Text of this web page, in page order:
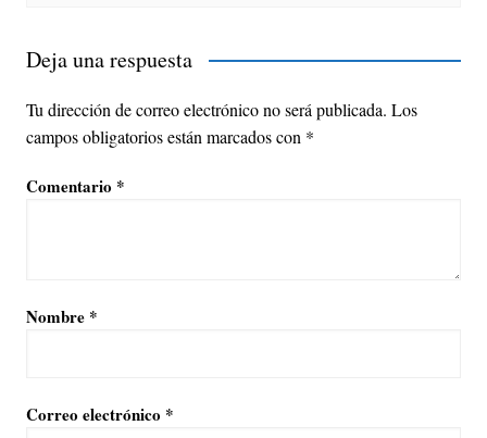
Deja una respuesta
Tu dirección de correo electrónico no será publicada. Los
campos obligatorios están marcados con *
Comentario *
Nombre *
Correo electrónico *